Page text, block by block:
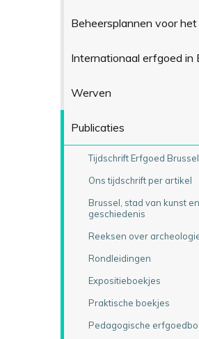
Beheersplannen voor
Internationaal erfgoed in
Werven
Publicaties
Tijdschrift Erfgoed Brussel
Ons tijdschrift per artikel
Brussel, stad van kunst en
geschiedenis
Reeksen over
Rondleidingen
Expositieboekjes
Praktische boekjes
Pedagogische